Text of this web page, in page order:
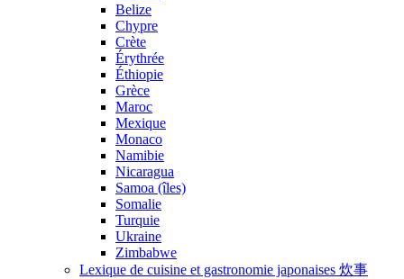
Belize
Chypre
Crète
Érythrée
Éthiopie
Grèce
Maroc
Mexique
Monaco
Namibie
Nicaragua
Samoa (îles)
Somalie
Turquie
Ukraine
Zimbabwe
Lexique de cuisine et gastronomie japonaises 炊事